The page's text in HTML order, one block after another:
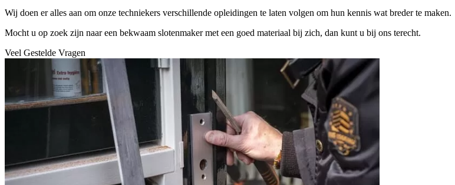
Wij doen er alles aan om onze techniekers verschillende opleidingen te laten volgen om hun kennis wat breder te maken.
Mocht u op zoek zijn naar een bekwaam slotenmaker met een goed materiaal bij zich, dan kunt u bij ons terecht.
Veel Gestelde Vragen